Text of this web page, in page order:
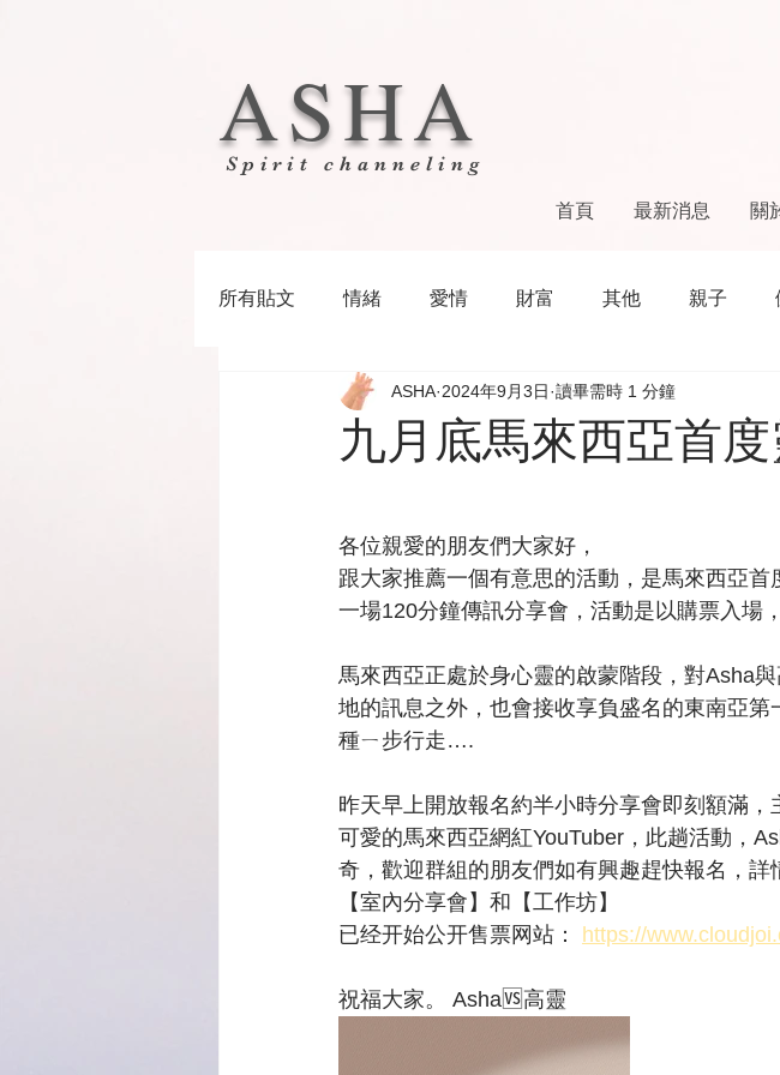
Spirit channeling
ASHA
首頁 最新消息 關
所有貼文 情緒 愛情 財富 其他 親子
九月底馬來西亞首
ASHA 2024年9月3日 讀畢需時 1 分鐘
各位親愛的朋友們大家好，
跟大家推薦一個有意思的活動，是馬來西亞
一場120分鐘傳訊分享會，活動是以購票入場
馬來西亞正處於身心靈的啟蒙階段，對Asha
地的訊息之外，也會接收享負盛名的東南亞
種ㄧ步行走….
昨天早上開放報名約半小時分享會即刻額滿
可愛的馬來西亞網紅YouTuber，此趟活動，
奇，歡迎群組的朋友們如有興趣趕快報名，詳
【室內分享會】和【工作坊】
已经开始公开售票网站：
https://
祝福大家。 Asha🆚高靈